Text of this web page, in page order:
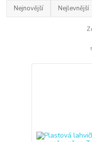
Nejnovější Nejlevnější